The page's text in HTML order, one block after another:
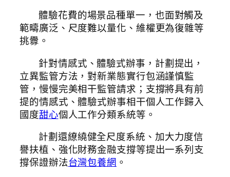
體驗花費的場景品種單一，也面對觸及
範疇廣泛、尺度難以量化、維權更為復雜等
挑釁。
針對情感式、體驗式辦事，計劃提出，
立異監管方法，對新業態實行包涵謹慎監
管，慢慢完美相干監管請求；支撐將具有前
提的情感式、體驗式辦事相干個人工作歸入
國度甜心個人工作分類系統等。
計劃還繚繞健全尺度系統、加大力度信
譽扶植、強化財務金融支撐等提出一系列支
撐保證辦法台灣包養網 。